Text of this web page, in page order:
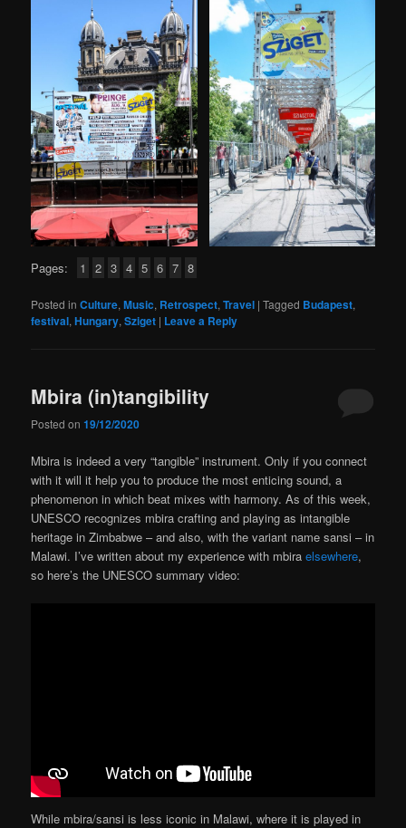
Pages: 1 2 3 4 5 6 7 8
Posted in Culture,Music, Retrospect,Travel |Tagged Budapest,
festival,Hungary,Sziget | Leave a Reply
Mbira (in)tangibility
Posted on19/12/2020
Mbira is indeed a very “tangible” instrument. Only if you connect
with it will it help you to produce the most enticing sound, a
phenomenon in which beat mixes with harmony. As of this week,
UNESCO recognizes mbira crafting and playing as intangible
heritage in Zimbabwe – and also, with the variant name sansi – in
Malawi. I’ve written about my experience with mbiraelsewhere,
so here’s the UNESCO summary video:
While mbira/sansi is less iconic in Malawi, where it is played in